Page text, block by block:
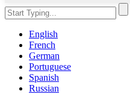
English
French
German
Portuguese
Spanish
Russian